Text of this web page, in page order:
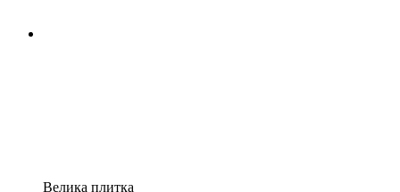
Велика плитка